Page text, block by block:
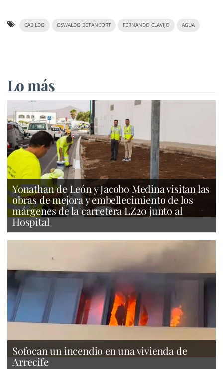
CABILDO OSWALDO BETANCORT FERNANDO CLAVIJO AGUA
Lo más
Yonathan de León y Jacobo Medina visitan las
obras de mejora y embellecimiento de los
márgenes de la carretera LZ20 junto al
Hospital
Sofocan un incendio en una vivienda de
Arrecife